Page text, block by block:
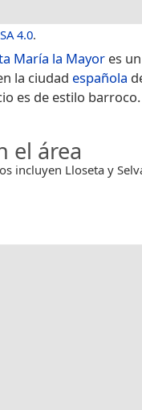
4.0.
María la Mayor es
la ciudad española
es de estilo barroco.
el área
incluyen Lloseta y